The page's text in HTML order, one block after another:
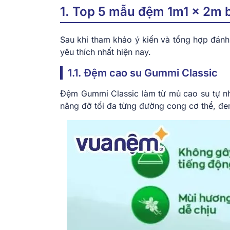
1. Top 5 mẫu đệm 1m1 x
Sau khi tham khảo ý kiến và tổng hợp
yêu thích nhất hiện nay.
1.1. Đệm cao su Gummi Classic
Đệm Gummi Classic làm từ mủ cao su tự
nâng đỡ tối đa từng đường cong cơ thể,